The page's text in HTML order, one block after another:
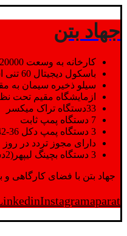
جهاد بتن
کارخانه به وسعت 20000 متر مربع
باسکول دیجیتال 60 تنی استاندارد
سیلو ذخیره سیمان به مقدار
ازمایشگاه مقیم تحت
33دستگاه تراک میکسر
7 دستگاه پمپ ثابت
3 دستگاه پمپ دکل 36-42-52 متری
دارای مجوز تردد در روز
3 دستگاه بچینگ لیپهر(2دستگاه 1متری و 1 دستگاه 1/2 متری با توان تولید 150 متر مکعب در ساعت)
جهاد بتن با فضای کارگاهی و به کار گیری سه دستگاه بچینگ پلانت با ظرفیت
Instagramaparat